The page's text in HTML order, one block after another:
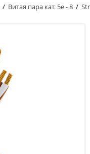
/ Витая пара кат. 5е - 8 /